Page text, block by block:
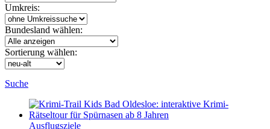
Umkreis:
Bundesland wählen:
Sortierung wählen:
Suche
Ausflugsziele